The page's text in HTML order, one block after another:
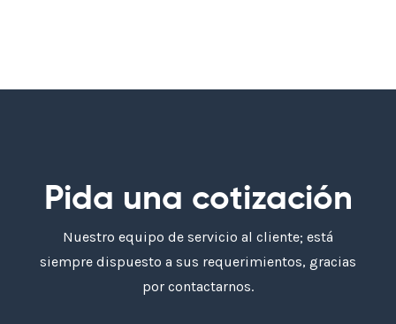
Pida una cotización
Nuestro equipo de servicio al cliente; está
siempre dispuesto a sus requerimientos, gracias
por contactarnos.